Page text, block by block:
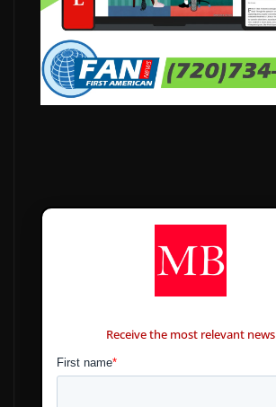
Receive the most relevant news